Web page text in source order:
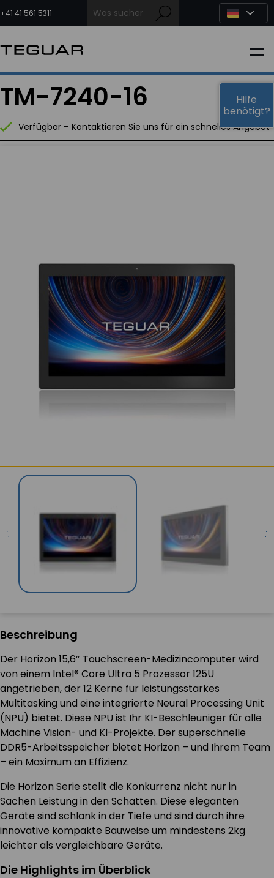
Inhalt
springen
+41 41 561 5311
INDUSTRIE
EDGE-KI
MEDIZIN
KONTAKT
TM-7240-16
Verfügbar – Kontaktieren Sie uns für ein schnelles Angebot
Beschreibung
Der Horizon 15,6″ Touchscreen-Medizincomputer wird
von einem Intel® Core Ultra 5 Prozessor 125U
angetrieben, der 12 Kerne für leistungsstarkes
Multitasking und eine integrierte Neural Processing Unit
(NPU) bietet. Diese NPU ist Ihr KI-Beschleuniger für alle
Machine Vision- und KI-Projekte. Der superschnelle
DDR5-Arbeitsspeicher bietet Horizon – und Ihrem Team
– ein Maximum an Effizienz.
Die Horizon Serie stellt die Konkurrenz nicht nur in
Sachen Leistung in den Schatten. Diese eleganten
Geräte sind schlank in der Tiefe und sind durch ihre
innovative kompakte Bauweise um mindestens 2kg
leichter als vergleichbare Geräte.
Die Highlights im Überblick
Hilfe
benötigt?